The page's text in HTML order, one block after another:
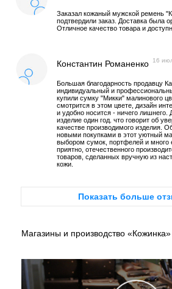
Заказал кожаный мужской ремень
подтвердили заказ. Доставка была
Отличное качество товара и
Константин Романенко 16
Большая благодарность продавцу
индивидуальный и
купили сумку "Микки" малинового
смотрится в этом цвете, дизайн
и удобно носится - ничего лишнего.
изделие один год. что говорит об
качестве производимого изделия.
новыми покупками в этот уютный
выбором сумок, портфелей и много
приятно, отечественного
товаров, сделанных вручную из
кожи.
Показать больше
Магазины и производство «Кожинка»